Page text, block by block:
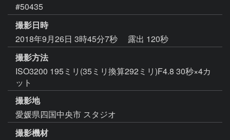
#50435
撮影日時
2018年9月26日 3時45分7秒
露出 120秒
撮影方法
ISO3200 195ミリ(35ミリ換算292ミリ)F4.8 30秒×4カ
ット
撮影地
愛媛県四国中央市 スタジオ
撮影機材